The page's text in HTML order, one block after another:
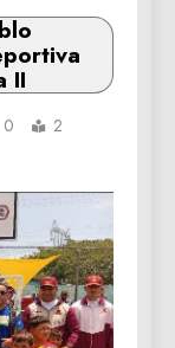
II
0
2